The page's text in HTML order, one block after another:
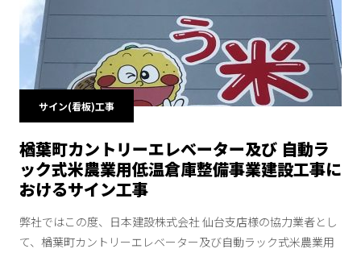
サイン(看板)工事
楢葉町カントリーエレベーター及び 自動ラ
ック式米農業用低温倉庫整備事業建設工事に
おけるサイン工事
弊社ではこの度、日本建設株式会社 仙台支店様の協力業者とし
て、楢葉町カントリーエレベーター及び自動ラック式米農業用